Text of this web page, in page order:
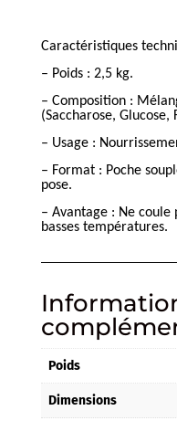
Caractéristiques
– Poids : 2,5 kg.
– Composition :
(Saccharose, Glucose,
– Usage :
– Format : Poche
pose.
– Avantage : Ne
basses températures.
Poids
Dimensions